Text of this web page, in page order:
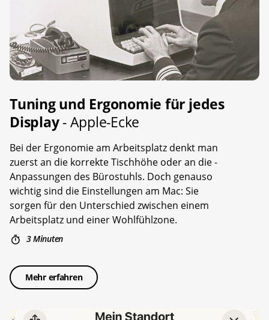
Tuning und Ergonomie für jedes
Display- Apple-Ecke
Bei der Ergonomie am Arbeitsplatz denkt man
zuerst an die korrekte Tischhöhe oder an die ­
Anpassungen des Bürostuhls. Doch genauso
wichtig sind die Einstellungen am Mac: Sie
sorgen für den Unterschied zwischen einem
Arbeitsplatz und einer Wohlfühlzone.
3 Minuten
Mehr erfahren